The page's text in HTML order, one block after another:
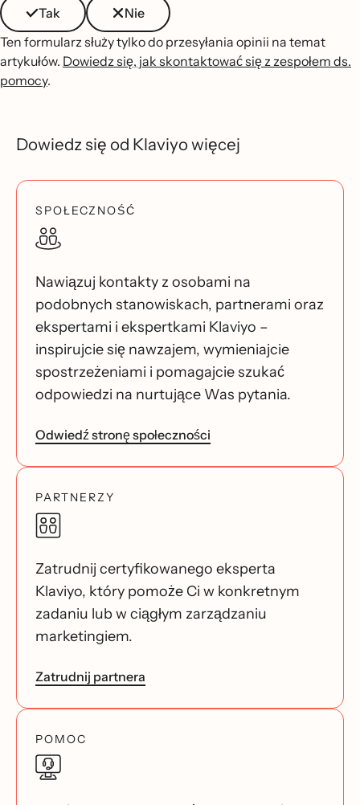
Tak
Nie
Ten formularz służy tylko do przesyłania opinii na temat
artykułów. Dowiedz się, jak skontaktować się z zespołem ds.
pomocy.
Dowiedz się od Klaviyo więcej
SPOŁECZNOŚĆ
Nawiązuj kontakty z osobami na
podobnych stanowiskach, partnerami oraz
ekspertami i ekspertkami Klaviyo –
inspirujcie się nawzajem, wymieniajcie
spostrzeżeniami i pomagajcie szukać
odpowiedzi na nurtujące Was pytania.
Odwiedź stronę społeczności
PARTNERZY
Zatrudnij certyfikowanego eksperta
Klaviyo, który pomoże Ci w konkretnym
zadaniu lub w ciągłym zarządzaniu
marketingiem.
Zatrudnij partnera
POMOC